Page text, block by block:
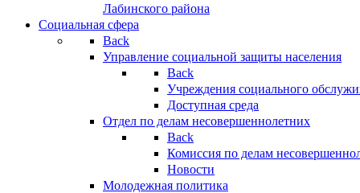
Лабинского района
Социальная сфера
Back
Управление социальной защиты населения
Back
Учреждения социального
Доступная среда
Отдел по делам несовершеннолетних
Back
Комиссия по делам
Новости
Молодежная политика